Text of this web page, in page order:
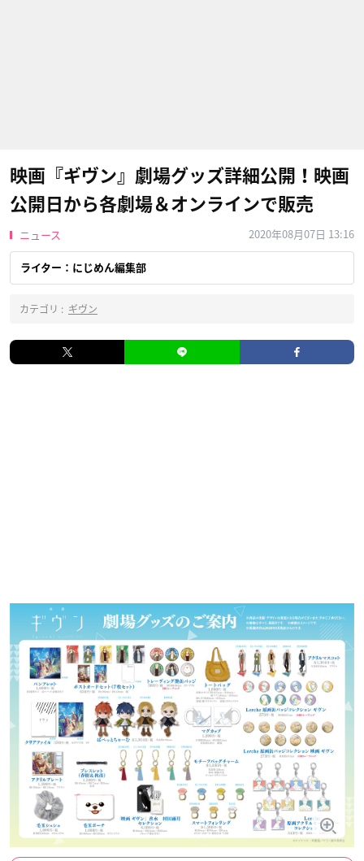
映画『ギヴン』劇場グッズ詳細公開！映画
公開日から各劇場＆オンラインで販売
ニュース 2020年08月07日 13:16
ライター：にじめん編集部
カテゴリ : ギヴン